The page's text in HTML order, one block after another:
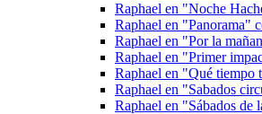
Raphael en "Noche
Raphael en "Panorama"
Raphael en "Por la
Raphael en "Primer
Raphael en "Qué tiempo
Raphael en "Sabados
Raphael en "Sábados